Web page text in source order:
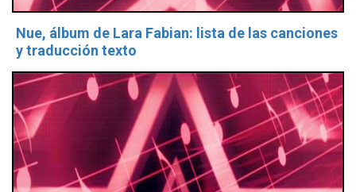
Nue, álbum de Lara Fabian: lista de las canciones
y traducción texto